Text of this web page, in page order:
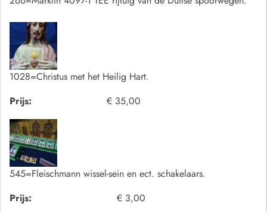
1028=Christus met het Heilig Hart.
Prijs:
€ 35,00
545=Fleischmann wissel-sein en ect. schakelaars.
Prijs:
€ 3,00